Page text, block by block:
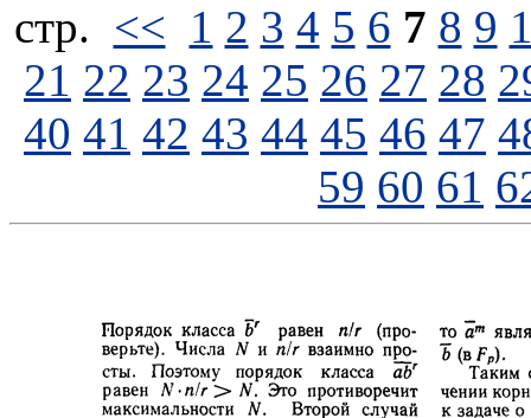
стp. << 1 2 3 4 5 6 7 8 9
21 22 23 24 25 26 27 28
40 41 42 43 44 45 46 47
59 60 61